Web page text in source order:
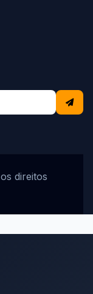
direitos